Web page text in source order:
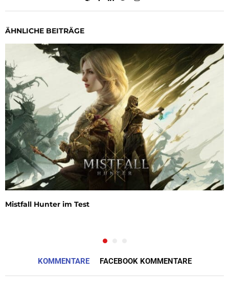
ÄHNLICHE BEITRÄGE
Mistfall Hunter im Test
KOMMENTARE FACEBOOK KOMMENTARE